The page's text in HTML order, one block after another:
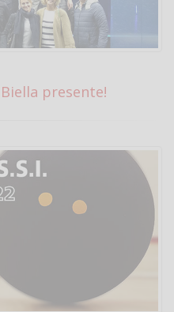
presente!